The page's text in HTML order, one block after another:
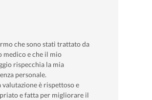
che sono stati trattato da
medico e che il mio
rispecchia la mia
personale.
valutazione è rispettoso e
e fatta per migliorare il